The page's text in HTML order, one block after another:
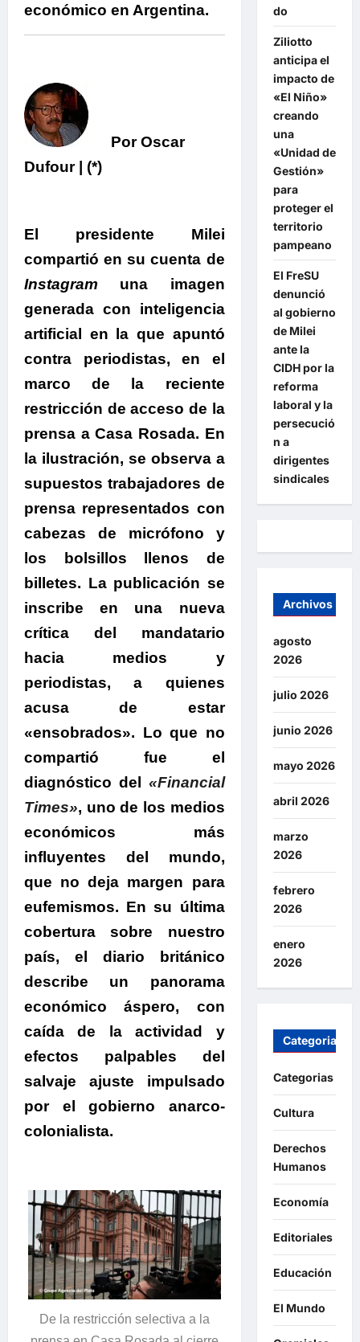
económico en Argentina.
Por Oscar
Dufour | (*)
El presidente Milei
compartió en su cuenta de
Instagram una imagen
generada con inteligencia
artificial en la que apuntó
contra periodistas, en el
marco de la reciente
restricción de acceso de la
prensa a Casa Rosada. En
la ilustración, se observa a
supuestos trabajadores de
prensa representados con
cabezas de micrófono y
los bolsillos llenos de
billetes. La publicación se
inscribe en una nueva
crítica del mandatario
hacia medios y
periodistas, a quienes
acusa de estar
«ensobrados». Lo que no
compartió fue el
diagnóstico del «Financial
Times», uno de los medios
económicos más
influyentes del mundo,
que no deja margen para
eufemismos. En su última
cobertura sobre nuestro
país, el diario británico
describe un panorama
económico áspero, con
caída de la actividad y
efectos palpables del
salvaje ajuste impulsado
por el gobierno anarco-
colonialista.
De la restricción selectiva a la
do
Ziliotto
anticipa el
impacto de
«El Niño»
creando
una
«Unidad de
Gestión»
para
proteger el
territorio
pampeano
El FreSU
denunció
al gobierno
de Milei
ante la
CIDH por la
reforma
laboral y la
persecució
n a
dirigentes
sindicales
Archivos
agosto
2026
julio 2026
junio 2026
mayo 2026
abril 2026
marzo
2026
febrero
2026
enero
2026
Categorias
Categorias
Cultura
Derechos
Humanos
Economía
Editoriales
Educación
El Mundo